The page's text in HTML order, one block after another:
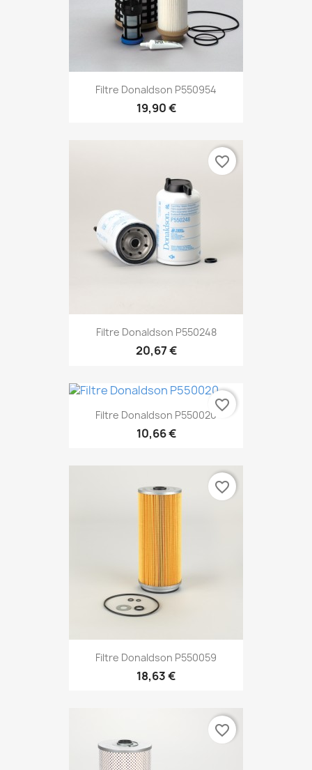
Filtre Donaldson P550954
19,90 €
Filtre Donaldson P550248
20,67 €
favorite_border
Filtre Donaldson P550020
10,66 €
favorite_border
Filtre Donaldson P550059
18,63 €
favorite_border
favorite_border